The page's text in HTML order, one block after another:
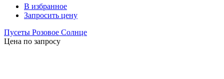
В избранное
Запросить цену
Пусеты Розовое Солнце
Цена по запросу